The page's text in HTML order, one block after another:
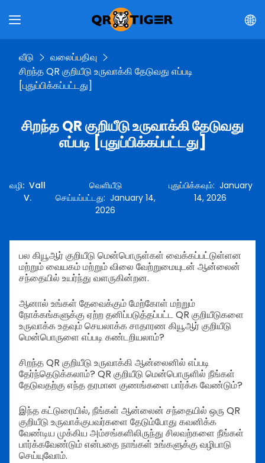
வீடு
வலைப்பதிவு
சிறந்த QR குறியீடு உருவாக்கி தேடுவது எப்படி
[புதுப்பிக்கப்பட்டது]
சிறந்த QR குறியீடு உருவாக்கி தேடுவது
எப்படி [புதுப்பிக்கப்பட்டது]
வழி: Vall
V.
வெளியீடு
செய்யப்பட்டது: January 14,
2026
புதுப்பிக்கவும்: January
14, 2026
பல கியூஆர் குறியீடு மென்பொருள்கள் வைக்கப்பட்டுள்ளன
மற்றும் வையகம் மற்றும் விலை வேற்றுமையுடன் ஆன்லைன்
சந்தையில் உயர்ந்து வளருகின்றன.
ஆனால் உங்கள் தேவைக்கும் மேற்கோள் மற்றும்
நோக்கங்களுக்கு ஏற்ற தனிப்படுத்தப்பட்ட QR குறியீடுகளை
உருவாக்க உதவும் செயலாக்க சாதாரண கியூஆர் குறியீடு
மென்பொருளை எப்படி கண்டறியலாம்?
சிறந்த QR குறியீடு உருவாக்கி ஆன்லைனில் எப்படி
தேர்ந்தெடுக்கலாம்? QR குறியீடு மென்பொருளில் நீங்கள்
தேடுவதற்கு எந்த தரமான குணங்களை பார்க்க வேண்டும்?
இந்த கட்டுரையில், நீங்கள் ஆன்லைன் சந்தையில் ஒரு QR
குறியீடு உருவாக்குபவர்களை தேடும்போது கவனிக்க
வேண்டிய முக்கிய அம்சங்களிலிருந்து சிலவற்களை நீங்கள்
பார்க்கவேண்டும் என்பதை நாங்கள் உங்களுக்கு வழிபாடு
செய்யுவோம்.